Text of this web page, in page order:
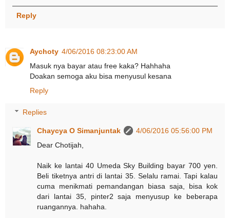
Reply
Aychoty 4/06/2016 08:23:00 AM
Masuk nya bayar atau free kaka? Hahhaha
Doakan semoga aku bisa menyusul kesana
Reply
Replies
Chaycya O Simanjuntak
4/06/2016 05:56:00 PM
Dear Chotijah,
Naik ke lantai 40 Umeda Sky Building bayar 700 yen.
Beli tiketnya antri di lantai 35. Selalu ramai. Tapi kalau
cuma menikmati pemandangan biasa saja, bisa kok
dari lantai 35, pinter2 saja menyusup ke beberapa
ruangannya. hahaha.